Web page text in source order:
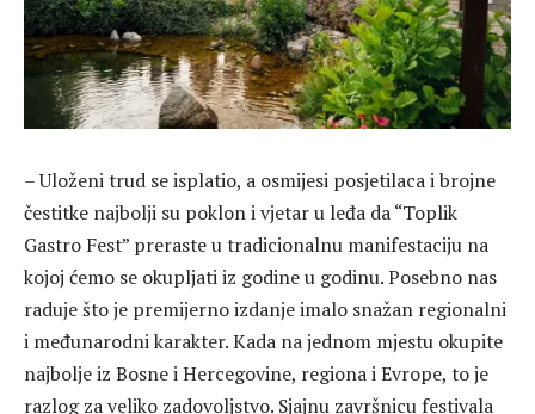
– Uloženi trud se isplatio, a osmijesi posjetilaca i brojne
čestitke najbolji su poklon i vjetar u leđa da “Toplik
Gastro Fest” preraste u tradicionalnu manifestaciju na
kojoj ćemo se okupljati iz godine u godinu. Posebno nas
raduje što je premijerno izdanje imalo snažan regionalni
i međunarodni karakter. Kada na jednom mjestu okupite
najbolje iz Bosne i Hercegovine, regiona i Evrope, to je
razlog za veliko zadovoljstvo. Sjajnu završnicu festivala